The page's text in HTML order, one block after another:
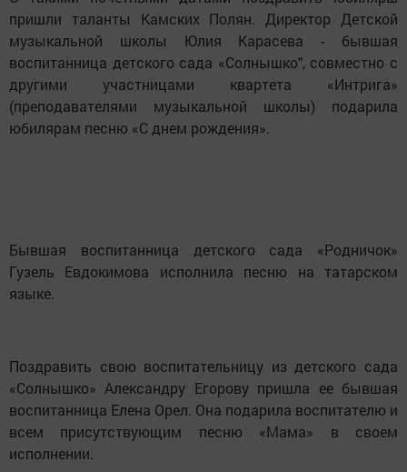
пришли таланты Камских Полян. Директор Детской
музыкальной школы Юлия Карасева - бывшая
воспитанница детского сада «Солнышко", совместно с
другими участницами квартета «Интрига»
(преподавателями музыкальной школы) подарила
юбилярам песню «С днем рождения».
Бывшая воспитанница детского сада «Родничок»
Гузель Евдокимова исполнила песню на татарском
языке.
Поздравить свою воспитательницу из детского сада
«Солнышко» Александру Егорову пришла ее бывшая
воспитанница Елена Орел. Она подарила воспитателю и
всем присутствующим песню «Мама» в своем
исполнении.